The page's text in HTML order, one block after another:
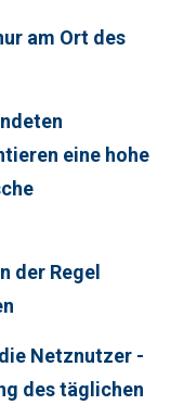
am Ort des
eine hohe
der Regel
Netznutzer -
des täglichen